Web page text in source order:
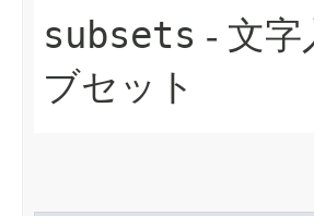
subsets - 文字
ブセット